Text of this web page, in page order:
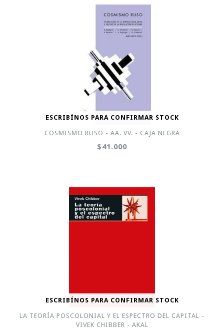
ESCRIBÍNOS PARA CONFIRMAR STOCK
COSMISMO RUSO - AA. VV. - CAJA NEGRA
$41.000
ESCRIBÍNOS PARA CONFIRMAR STOCK
LA TEORÍA POSCOLONIAL Y EL ESPECTRO DEL CAPITAL -
VIVEK CHIBBER - AKAL